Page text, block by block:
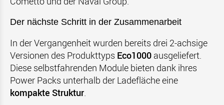
Der nächste Schritt in der Zusammenarbeit
In der Vergangenheit wurden bereits drei 2-achsige
Versionen des Produkttyps Eco1000 ausgeliefert.
Diese selbstfahrenden Module bieten dank ihres
Power Packs unterhalb der Ladefläche eine
kompakte Struktur.